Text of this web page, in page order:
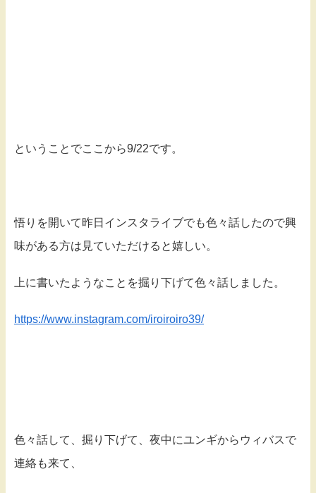
ということでここから9/22です。
悟りを開いて昨日インスタライブでも色々話したので興
味がある方は見ていただけると嬉しい。
上に書いたようなことを掘り下げて色々話しました。
https://www.instagram.com/iroiroiro39/
色々話して、掘り下げて、夜中にユンギからウィバスで
連絡も来て、